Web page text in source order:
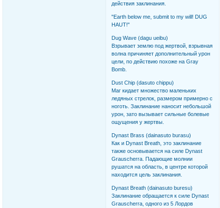
действия заклинания.
"Earth below me, submit to my will! DUG
HAUT!"
Dug Wave (dagu ueibu)
Взрывает землю под жертвой, взрывная
волна причиняет дополнительный урон
цели, по действию похоже на Gray
Bomb.
Dust Chip (dasuto chippu)
Маг кидает множество маленьких
ледяных стрелок, размером примерно с
ноготь. Заклинание наносит небольшой
урон, зато вызывает сильные болевые
ощущения у жертвы.
Dynast Brass (dainasuto burasu)
Как и Dynast Breath, это заклинание
также основывается на силе Dynast
Grauscherra. Падающие молнии
рушатся на область, в центре которой
находится цель заклинания.
Dynast Breath (dainasuto buresu)
Заклинание обращается к силе Dynast
Grauscherra, одного из 5 Лордов